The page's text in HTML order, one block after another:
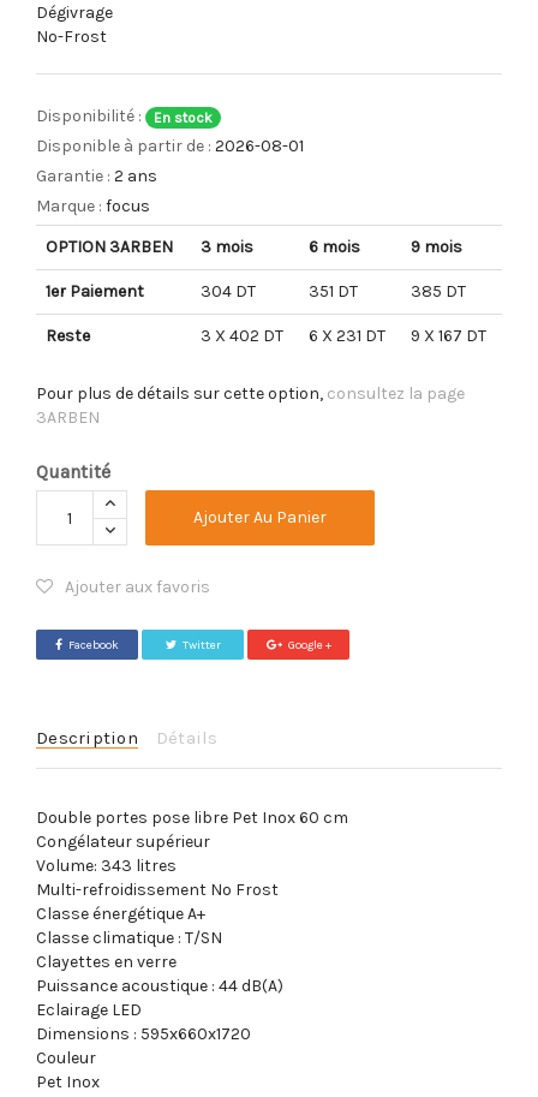
Dégivrage
No-Frost
Disponibilité : En stock
Disponible à partir de : 2026-08-01
Garantie : 2 ans
Marque : focus
OPTION 3ARBEN
3 mois 6 mois 9 mois
1er Paiement 304 DT 351 DT 385 DT
Reste 3 X 402 DT 6 X 231 DT 9 X 167 DT
Pour plus de détails sur cette option, consultez la page
3ARBEN
Quantité
Ajouter Au Panier
Ajouter aux favoris
Facebook Twitter Google +
Description Détails
Double portes pose libre Pet Inox 60 cm
Congélateur supérieur
Volume: 343 litres
Multi-refroidissement No Frost
Classe énergétique A+
Classe climatique : T/SN
Clayettes en verre
Puissance acoustique : 44 dB(A)
Eclairage LED
Dimensions : 595x660x1720
Couleur
Pet Inox